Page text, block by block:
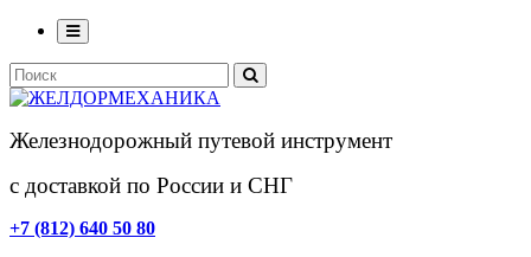
Железнодорожный путевой инструмент
с доставкой по России и СНГ
+7 (812) 640 50 80